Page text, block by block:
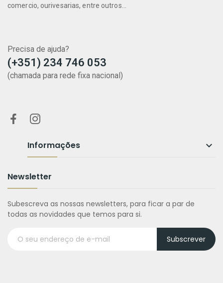
comercio, ourivesarias, entre outros...
Precisa de ajuda?
(+351) 234 746 053
(chamada para rede fixa nacional)
Informações 
Newsletter
Subescreva as nossas newsletters, para ficar a par de
todas as novidades que temos para si.
Subscrever